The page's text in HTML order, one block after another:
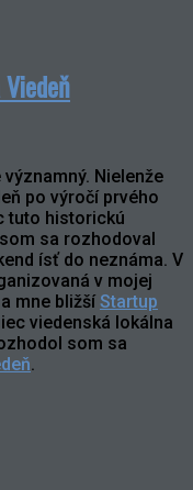
Nielenže
po výročí prvého
tuto historickú
sa rozhodoval
ísť do neznáma. V
v mojej
mne bližší Startup
viedenská lokálna
som sa
.